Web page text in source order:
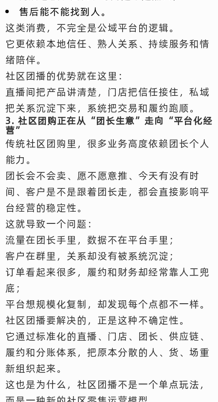
售后能不能找到人。
这类消费，不完全是公域平台的逻辑。
它更依赖本地信任、熟人关系、持续服务和情
绪陪伴。
社区团播的优势就在这里：
直播间把产品讲清楚，门店把信任接住，私域
把关系沉淀下来，系统把交易和履约跑顺。
3. 社区团购正在从“团长生意”走向“平台化经
营”
传统社区团购里，很多业务高度依赖团长个人
能力。
团长会不会卖、愿不愿意推、今天有没有时
间、客户是不是跟着团长走，都会直接影响平
台经营的稳定性。
这就导致一个问题：
流量在团长手里，数据不在平台手里；
客户在群里，关系却没有被系统沉淀；
订单看起来很多，履约和财务却经常靠人工兜
底；
平台想规模化复制，却发现每个点都不一样。
社区团播要解决的，正是这种不确定性。
它通过标准化的直播、门店、团长、供应链、
履约和分账体系，把原本分散的人、货、场重
新组织起来。
这也是为什么，社区团播不是一个单点玩法，